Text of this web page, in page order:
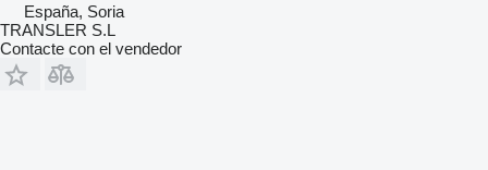
España, Soria
TRANSLER S.L
Contacte con el vendedor